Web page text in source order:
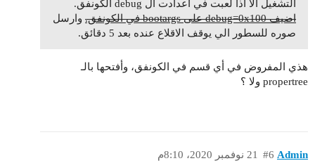
التشغيل الا اذا لعبت في اعدادت ال debug الكونفق.
اضيف debug=0x100 على bootargs في الكونفق.
وارسل
صوره للسطور الي يوقف الاقلاع عنده بعد 5 دقائق.
هذي المفروض في أي قسم في الكونفق، وأفتحها بالـ
propertree ولا ؟
Admin 21 نوفمبر 2020، 8:10م #6